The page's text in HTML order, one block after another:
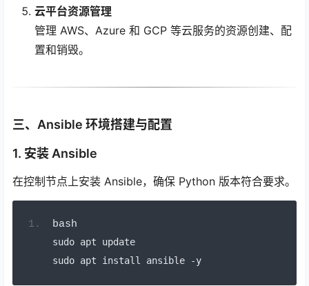
云平台资源管理
管理 AWS、Azure 和 GCP 等云服务的资源创建、配
置和销毁。
三、Ansible 环境搭建与配置
1. 安装 Ansible
在控制节点上安装 Ansible，确保 Python 版本符合要求。
bash
sudo apt update
sudo apt install ansible
-y